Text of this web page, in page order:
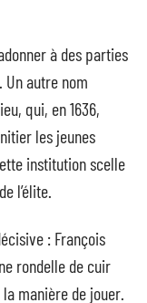
à des parties
Un autre nom
qui, en 1636,
les jeunes
institution scelle
l’élite.
: François
rondelle de cuir
manière de jouer.